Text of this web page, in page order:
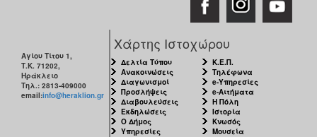
Αγίου Τίτου 1,
Τ.Κ. 71202,
Ηράκλειο
Τηλ.: 2813-409000
email:info@heraklion.gr
Χάρτης Ιστοχώρου
Δελτία Τύπου
Ανακοινώσεις
Διαγωνισμοί
Προσλήψεις
Διαβουλεύσεις
Εκδηλώσεις
Ο Δήμος
Υπηρεσίες
Κ.Ε.Π.
Τηλέφωνα
e-Υπηρεσίες
e-Αιτήματα
Η Πόλη
Ιστορία
Κνωσός
Μουσεία